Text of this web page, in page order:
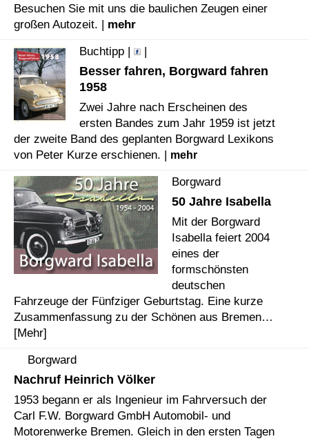
Besuchen Sie mit uns die baulichen Zeugen einer
großen Autozeit. | mehr
Buchtipp | |
Besser fahren, Borgward fahren
1958
Zwei Jahre nach Erscheinen des
ersten Bandes zum Jahr 1959 ist jetzt
der zweite Band des geplanten Borgward Lexikons
von Peter Kurze erschienen. | mehr
Borgward
50 Jahre Isabella
Mit der Borgward
Isabella feiert 2004
eines der
formschönsten
deutschen
Fahrzeuge der Fünfziger Geburtstag. Eine kurze
Zusammenfassung zu der Schönen aus Bremen…
[Mehr]
Borgward
Nachruf Heinrich Völker
1953 begann er als Ingenieur im Fahrversuch der
Carl F.W. Borgward GmbH Automobil- und
Motorenwerke Bremen. Gleich in den ersten Tagen